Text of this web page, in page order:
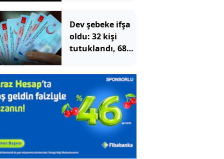
Dev şebeke ifşa
oldu: 32 kişi
tutuklandı, 687
vatandaşlığı
iptal edilecek